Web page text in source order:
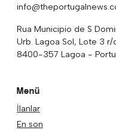
Rua Municipio de S
Urb. Lagoa Sol, Lote 3 r/
8400-357 Lagoa -
Menü
İlanlar
En son